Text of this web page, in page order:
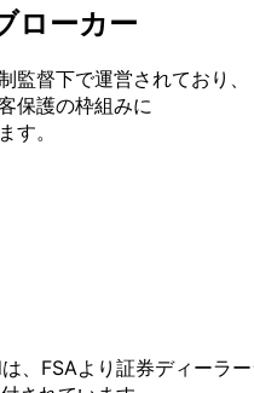
ローカー
監督下で運営されており、
保護の枠組みに
す。
、 FSAより 証券ディーラ